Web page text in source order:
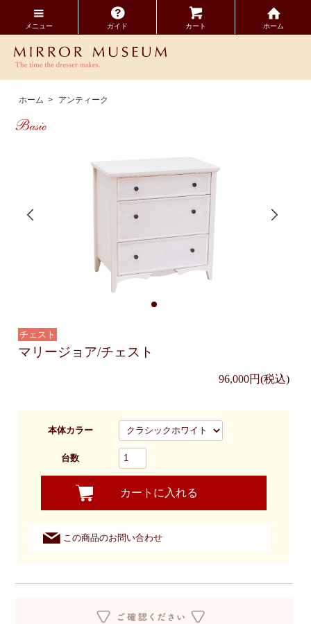
メニュー ガイド カート ホーム
ホーム > アンティーク
チェスト
マリージョア/チェスト
96,000円(税込)
本体カラー
台数
カートに入れる
この商品のお問い合わせ